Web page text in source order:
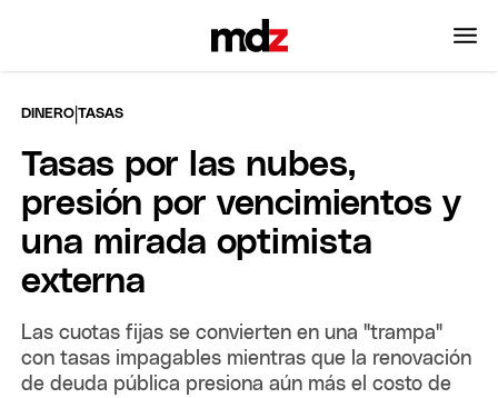
DINERO |TASAS
Tasas por las nubes,
presión por vencimientos y
una mirada optimista
externa
Las cuotas fijas se convierten en una "trampa"
con tasas impagables mientras que la renovación
de deuda pública presiona aún más el costo de